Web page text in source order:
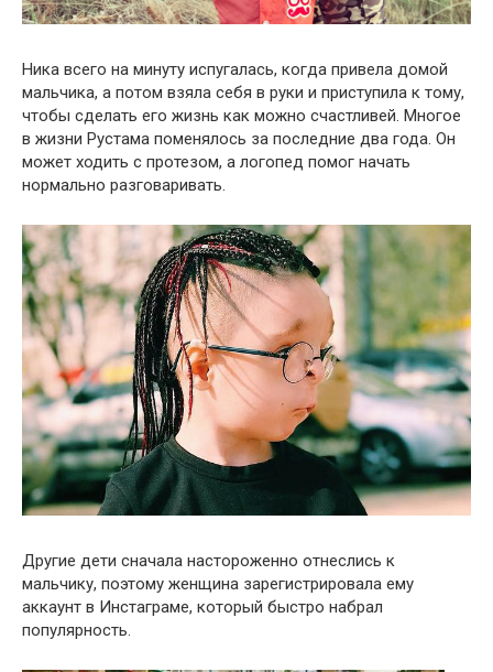
Ника всего на минуту испугалась, когда привела домой
мальчика, а потом взяла себя в руки и приступила к тому,
чтобы сделать его жизнь как можно счастливей. Многое
в жизни Рустама поменялось за последние два года. Он
может ходить с протезом, а логопед помог начать
нормально разговаривать.
Другие дети сначала настороженно отнеслись к
мальчику, поэтому женщина зарегистрировала ему
аккаунт в Инстаграме, который быстро набрал
популярность.